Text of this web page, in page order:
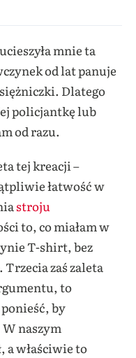
mnie ta
od lat panuje
Dlatego
policjantkę lub
od razu.
tej kreacji –
łatwość w
stroju
to, co miałam w
T-shirt, bez
zaś zaleta
to
by
naszym
a właściwie to